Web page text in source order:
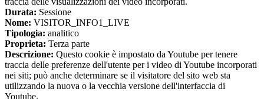
Durata: Sessione
Nome: VISITOR_INFO1_LIVE
Tipologia: analitico
Proprieta: Terza parte
Descrizione: Questo cookie è impostato da Youtube per tenere
traccia delle preferenze dell'utente per i video di Youtube incorporati
nei siti; può anche determinare se il visitatore del sito web sta
utilizzando la nuova o la vecchia versione dell'interfaccia di
Youtube.